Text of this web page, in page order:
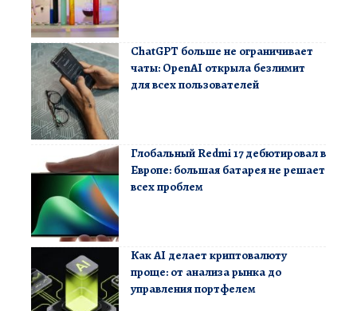
ChatGPT больше не ограничивает
чаты: OpenAI открыла безлимит
для всех пользователей
Глобальный Redmi 17 дебютировал в
Европе: большая батарея не решает
всех проблем
Как AI делает криптовалюту
проще: от анализа рынка до
управления портфелем